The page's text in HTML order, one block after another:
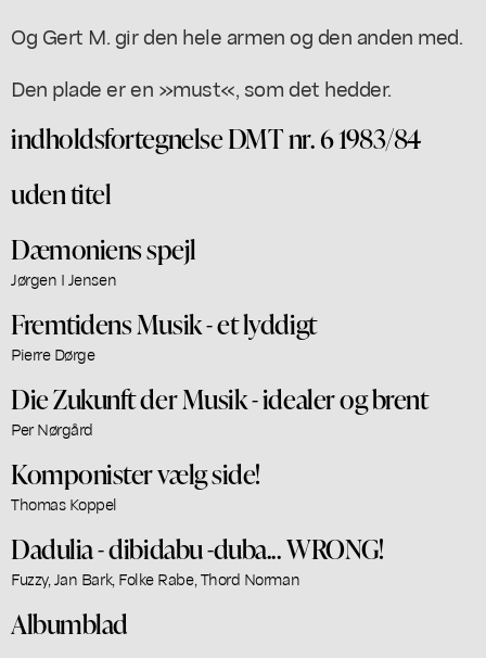
Og Gert M. gir den hele armen og den anden med.
Den plade er en »must«, som det hedder.
indholdsfortegnelse DMT nr. 6 1983/84
uden titel
Dæmoniens spejl
Jørgen I Jensen
Fremtidens Musik - et lyddigt
Pierre Dørge
Die Zukunft der Musik - idealer og brent
Per Nørgård
Komponister vælg side!
Thomas Koppel
Dadulia - dibidabu -duba... WRONG!
Fuzzy, Jan Bark, Folke Rabe, Thord Norman
Albumblad